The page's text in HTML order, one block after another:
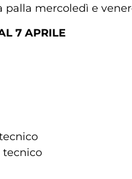
mercoledì e
7 APRILE
tecnico